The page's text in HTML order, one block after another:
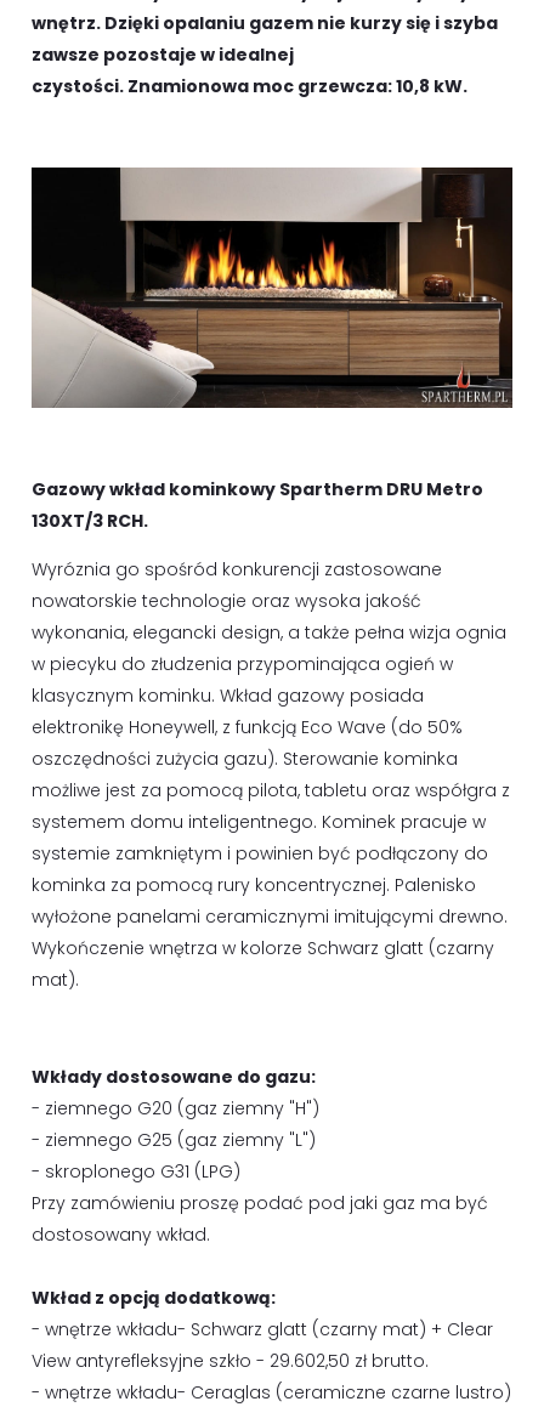
wnętrz. Dzięki opalaniu gazem nie kurzy się i szyba
zawsze pozostaje w idealnej
czystości. Znamionowa moc grzewcza: 10,8 kW.
Gazowy wkład kominkowy Spartherm DRU Metro
130XT/3 RCH.
Wyróznia go spośród konkurencji zastosowane
nowatorskie technologie oraz wysoka jakość
wykonania, elegancki design, a także pełna wizja ognia
w piecyku do złudzenia przypominająca ogień w
klasycznym kominku. Wkład gazowy posiada
elektronikę Honeywell, z funkcją Eco Wave (do 50%
oszczędności zużycia gazu). Sterowanie kominka
możliwe jest za pomocą pilota, tabletu oraz współgra z
systemem domu inteligentnego. Kominek pracuje w
systemie zamkniętym i powinien być podłączony do
kominka za pomocą rury koncentrycznej. Palenisko
wyłożone panelami ceramicznymi imitującymi drewno.
Wykończenie wnętrza w kolorze Schwarz glatt (czarny
mat).
Wkłady dostosowane do gazu:
- ziemnego G20 (gaz ziemny "H")
- ziemnego G25 (gaz ziemny "L")
- skroplonego G31 (LPG)
Przy zamówieniu proszę podać pod jaki gaz ma być
dostosowany wkład.
Wkład z opcją dodatkową:
- wnętrze wkładu- Schwarz glatt (czarny mat) + Clear
View antyrefleksyjne szkło - 29.602,50 zł brutto.
- wnętrze wkładu- Ceraglas (ceramiczne czarne lustro)